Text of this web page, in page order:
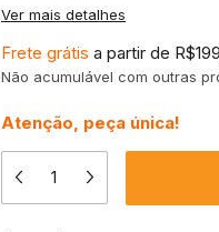
Ver mais detalhes
Frete grátis a partir de
Não acumulável com outras
Atenção, peça única!